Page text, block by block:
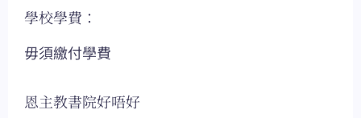
學校學費：
毋須繳付學費
恩主教書院好唔好